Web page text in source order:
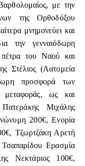
με την
της Ορθοδόξου
μνημονεύει και
την γενναιόδωρη
του Ναού και
Στέλιος (Λατομεία
προσφορά των
μεταφοράς, ως και
Μιχάλης
200€, Ενορία
Τζωρτζάκη Αρετή
Ερασμία
Νεκτάριος 100€,